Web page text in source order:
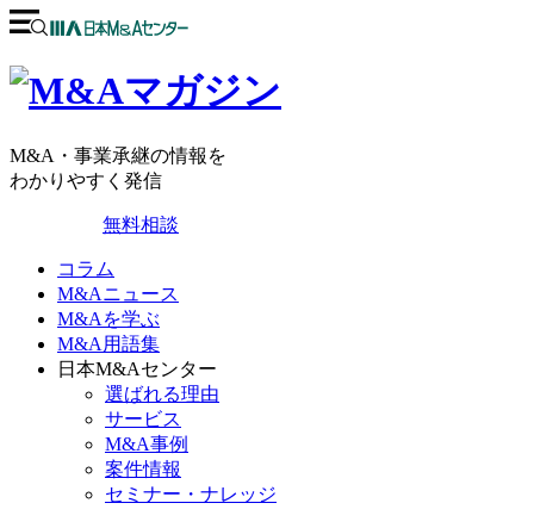
M&A・事業承継の情報を
わかりやすく発信
無料相談
コラム
M&Aニュース
M&Aを学ぶ
M&A用語集
日本M&Aセンター
選ばれる理由
サービス
M&A事例
案件情報
セミナー・ナレッジ